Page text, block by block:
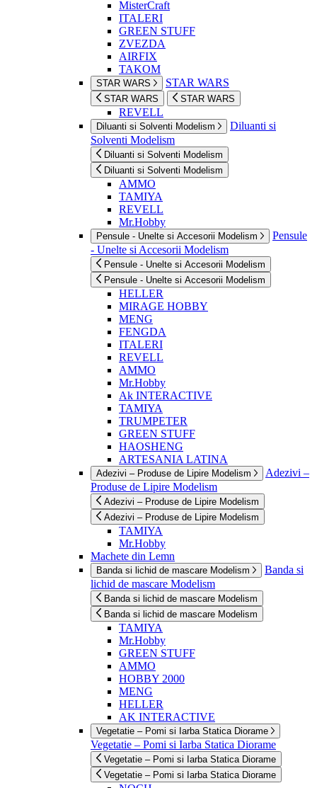
MisterCraft
ITALERI
GREEN STUFF
ZVEZDA
AIRFIX
TAKOM
STAR WARS STAR WARS
STAR WARS STAR WARS
REVELL
Diluanti si Solventi Modelism
Diluanti si
Solventi Modelism
Diluanti si Solventi Modelism
Diluanti si Solventi Modelism
AMMO
TAMIYA
REVELL
Mr.Hobby
Pensule - Unelte si Accesorii Modelism
Pensule
- Unelte si Accesorii Modelism
Pensule - Unelte si Accesorii Modelism
Pensule - Unelte si Accesorii Modelism
HELLER
MIRAGE HOBBY
MENG
FENGDA
ITALERI
REVELL
AMMO
Mr.Hobby
Ak INTERACTIVE
TAMIYA
TRUMPETER
GREEN STUFF
HAOSHENG
ARTESANIA LATINA
Adezivi – Produse de Lipire Modelism
Adezivi –
Produse de Lipire Modelism
Adezivi – Produse de Lipire Modelism
Adezivi – Produse de Lipire Modelism
TAMIYA
Mr.Hobby
Machete din Lemn
Banda si lichid de mascare Modelism
Banda si
lichid de mascare Modelism
Banda si lichid de mascare Modelism
Banda si lichid de mascare Modelism
TAMIYA
Mr.Hobby
GREEN STUFF
AMMO
HOBBY 2000
MENG
HELLER
AK INTERACTIVE
Vegetatie – Pomi si Iarba Statica Diorame
Vegetatie – Pomi si Iarba Statica Diorame
Vegetatie – Pomi si Iarba Statica Diorame
Vegetatie – Pomi si Iarba Statica Diorame